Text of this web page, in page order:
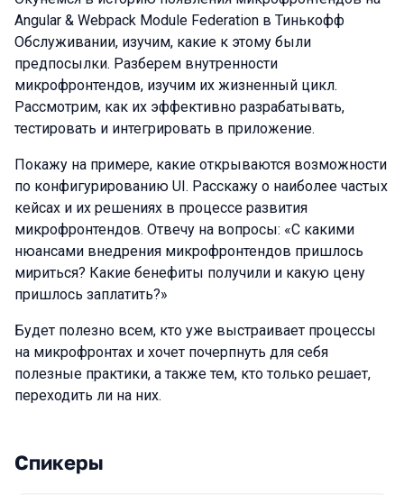
Angular & Webpack Module Federation в Тинькофф
Обслуживании, изучим, какие к этому были
предпосылки. Разберем внутренности
микрофронтендов, изучим их жизненный цикл.
Рассмотрим, как их эффективно разрабатывать,
тестировать и интегрировать в приложение.
Покажу на примере, какие открываются возможности
по конфигурированию UI. Расскажу о наиболее частых
кейсах и их решениях в процессе развития
микрофронтендов. Отвечу на вопросы: «С какими
нюансами внедрения микрофронтендов пришлось
мириться? Какие бенефиты получили и какую цену
пришлось заплатить?»
Будет полезно всем, кто уже выстраивает процессы
на микрофронтах и хочет почерпнуть для себя
полезные практики, а также тем, кто только решает,
переходить ли на них.
Спикеры